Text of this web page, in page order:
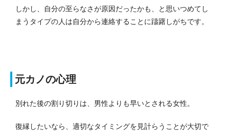
しかし、自分の至らなさが原因だったかも、と思いつめてし
まうタイプの人は自分から連絡することに躊躇しがちです。
元カノの心理
別れた後の割り切りは、男性よりも早いとされる女性。
復縁したいなら、適切なタイミングを見計らうことが大切で